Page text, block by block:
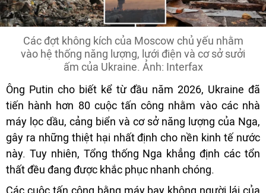
Các đợt không kích của Moscow chủ yếu nhằm
vào hệ thống năng lượng, lưới điện và cơ sở sưởi
ấm của Ukraine. Ảnh: Interfax
Ông Putin cho biết kể từ đầu năm 2026, Ukraine đã
tiến hành hơn 80 cuộc tấn công nhằm vào các nhà
máy lọc dầu, cảng biển và cơ sở năng lượng của Nga,
gây ra những thiệt hại nhất định cho nền kinh tế nước
này. Tuy nhiên, Tổng thống Nga khẳng định các tổn
thất đều đang được khắc phục nhanh chóng.
Các cuộc tấn công bằng máy bay không người lái của